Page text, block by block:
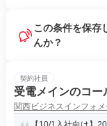
この条件を保存
んか？
契約社員
受電メインのコー
関西ビジネスインフォ